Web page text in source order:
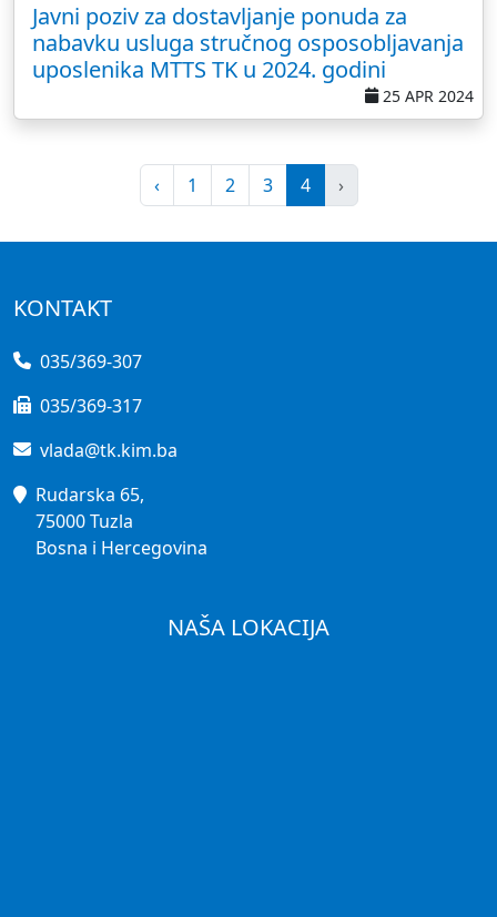
Javni poziv za dostavljanje ponuda za
nabavku usluga stručnog osposobljavanja
uposlenika MTTS TK u 2024. godini
25 APR 2024
‹ 1 2 3 4 ›
KONTAKT
035/369-307
035/369-317
vlada@tk.kim.ba
Rudarska 65,
75000 Tuzla
Bosna i Hercegovina
NAŠA LOKACIJA